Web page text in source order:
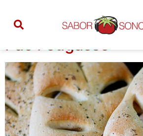
Tag: fougasse
Pão Fougasse